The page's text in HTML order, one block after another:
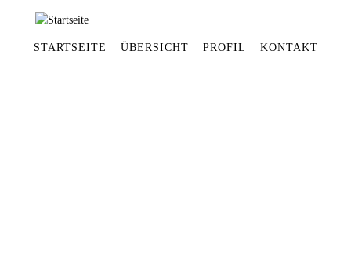
STARTSEITE ÜBERSICHT PROFIL KONTAKT